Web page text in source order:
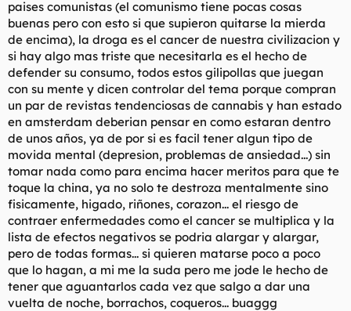
Cervezas y porros/Soziedad alkoholika
paises comunistas (el comunismo tiene pocas cosas
buenas pero con esto si que supieron quitarse la mierda
de encima), la droga es el cancer de nuestra civilizacion y
si hay algo mas triste que necesitarla es el hecho de
defender su consumo, todos estos gilipollas que juegan
con su mente y dicen controlar del tema porque compran
un par de revistas tendenciosas de cannabis y han estado
en amsterdam deberian pensar en como estaran dentro
de unos años, ya de por si es facil tener algun tipo de
movida mental (depresion, problemas de ansiedad...) sin
tomar nada como para encima hacer meritos para que te
toque la china, ya no solo te destroza mentalmente sino
fisicamente, higado, riñones, corazon... el riesgo de
contraer enfermedades como el cancer se multiplica y la
lista de efectos negativos se podria alargar y alargar,
pero de todas formas... si quieren matarse poco a poco
que lo hagan, a mi me la suda pero me jode le hecho de
tener que aguantarlos cada vez que salgo a dar una
vuelta de noche, borrachos, coqueros... buaggg